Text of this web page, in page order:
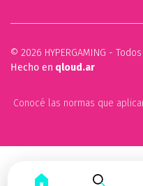
© 2026 HYPERGAMING -
Hecho en qloud.ar
Conocé las normas que